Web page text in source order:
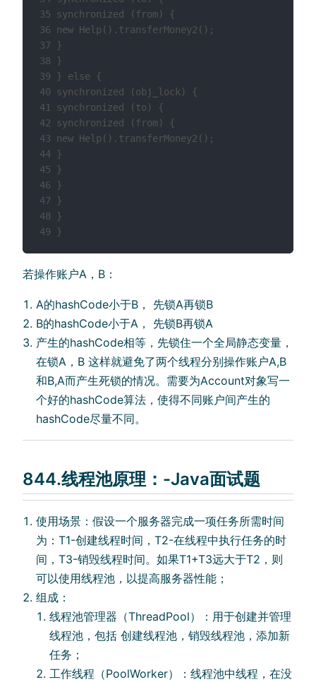
35 synchronized (from) {
36 new Help().transferMoney2();
37 }
38 }
39 } else {
40 synchronized (obj_lock) {
41 synchronized (to) {
42 synchronized (from) {
43 new Help().transferMoney2();
44 }
45 }
46 }
47 }
48 }
49 }
若操作账户A，B：
A的hashCode⼩于B， 先锁A再锁B
B的hashCode⼩于A， 先锁B再锁A
产⽣的hashCode相等，先锁住⼀个全局静态变量，
在锁A，B 这样就避免了两个线程分别操作账户A,B
和B,A⽽产⽣死锁的情况。需要为Account对象写⼀
个好的hashCode算法，使得不同账户间产⽣的
hashCode尽量不同。
844.线程池原理：-Java面试题
使⽤场景：假设⼀个服务器完成⼀项任务所需时间
为：T1-创建线程时间，T2-在线程中执⾏任务的时
间，T3-销毁线程时间。如果T1+T3远⼤于T2，则
可以使⽤线程池，以提⾼服务器性能；
组成：
线程池管理器（ThreadPool）：⽤于创建并管理
线程池，包括 创建线程池，销毁线程池，添加新
任务；
⼯作线程（PoolWorker）：线程池中线程，在没